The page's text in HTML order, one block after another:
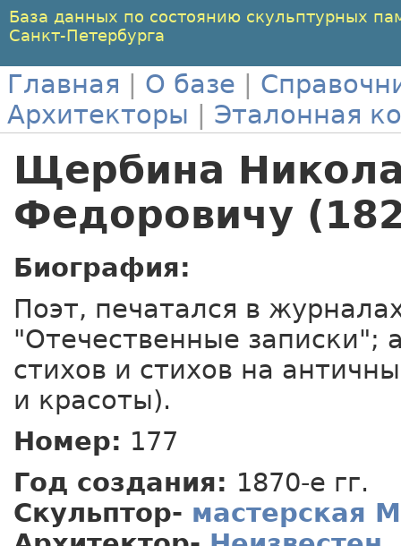
База данных по состоянию скульптурных
Санкт-Петербурга
Главная О базе
Архитекторы
Эталонная
Щербина
Федоровичу
Биография:
Поэт, печатался в
"Отечественные записки";
стихов и стихов на
и красоты).
Номер: 177
Год создания: 1870-е гг.
Скульптор- мастерская